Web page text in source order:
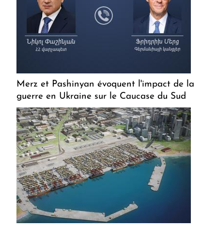
Merz et Pashinyan évoquent l'impact de la
guerre en Ukraine sur le Caucase du Sud